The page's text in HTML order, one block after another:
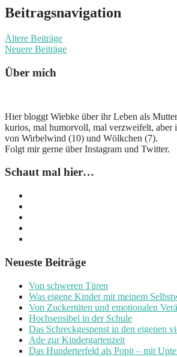
Beitragsnavigation
Ältere Beiträge
Neuere Beiträge
Über mich
Hier bloggt Wiebke über ihr Leben als
kurios, mal humorvoll, mal verzweifelt, aber
von Wirbelwind (10) und Wölkchen (7).
Folgt mir gerne über Instagram und Twitter.
Schaut mal hier…
Neueste Beiträge
Von schweren Türen
Was eigene Kinder mit meinem
Von Zuckertüten und emotionalen
Hochsensibel in der Schule
Das Schreckgespenst in den eigenen
Ade zur Kindergartenzeit
Das Hunderterfeld als Popit – mit